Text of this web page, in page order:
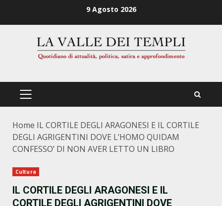
9 Agosto 2026
PRIMÄRES
Home IL CORTILE DEGLI ARAGONESI E IL CORTILE
DEGLI AGRIGENTINI DOVE L’HOMO QUIDAM
CONFESSO’ DI NON AVER LETTO UN LIBRO
Cultura
IL CORTILE DEGLI ARAGONESI E IL
CORTILE DEGLI AGRIGENTINI DOVE